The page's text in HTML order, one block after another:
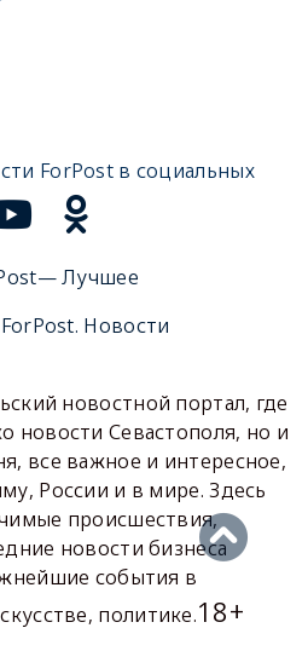
ForPost в социальных
Лучшее
ForPost. Новости
новостной портал, где
новости Севастополя, но и
все важное и интересное,
России и в мире. Здесь
происшествия,
новости бизнеса
события в
политике.18+